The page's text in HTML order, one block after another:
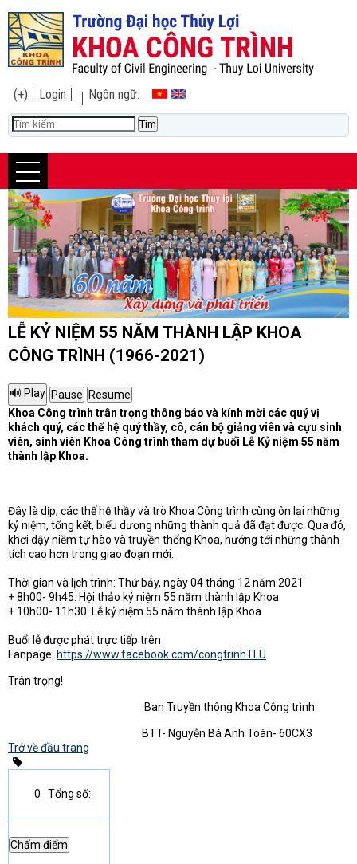
(+) Login Ngôn ngữ:
LỄ KỶ NIỆM 55 NĂM THÀNH LẬP KHOA
CÔNG TRÌNH (1966-2021)
Khoa Công trình trân trọng thông báo và kính mời các quý vị
khách quý, các thế hệ quý thầy, cô, cán bộ giảng viên và cựu sinh
viên, sinh viên Khoa Công trình tham dự buổi Lễ Kỷ niệm 55 năm
thành lập Khoa.
Đây là dịp, các thế hệ thầy và trò Khoa Công trình cùng ôn lại những
kỷ niệm, tổng kết, biểu dương những thành quả đã đạt được. Qua đó,
khơi dậy niềm tự hào và truyền thống Khoa, hướng tới những thành
tích cao hơn trong giao đoạn mới.
Thời gian và lịch trình: Thứ bảy, ngày 04 tháng 12 năm 2021
+ 8h00- 9h45: Hội thảo kỷ niệm 55 năm thành lập Khoa
+ 10h00- 11h30: Lễ kỷ niệm 55 năm thành lập Khoa
Buổi lễ được phát trực tiếp trên
Fanpage: https://www.facebook.com/congtrinhTLU
Trân trọng!
Ban Truyền thông Khoa Công trình
BTT- Nguyễn Bá Anh Toàn- 60CX3
Trở về đầu trang
0 Tổng số: